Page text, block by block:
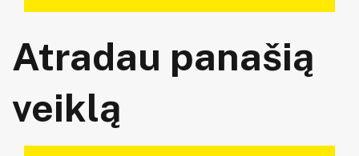
Atradau panašią
veiklą